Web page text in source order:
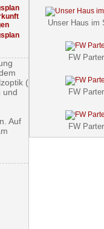
Unser Haus im
FW
FW
FW
(
und
Auf